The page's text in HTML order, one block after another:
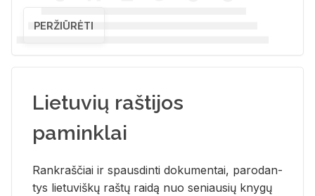
PERŽIŪRĖTI
Lietuvių raštijos
paminklai
Rank­raš­čiai ir spaus­din­ti do­ku­men­tai, pa­ro­dan­
tys lie­tu­viš­kų raš­tų rai­dą nuo se­niau­sių kny­gų